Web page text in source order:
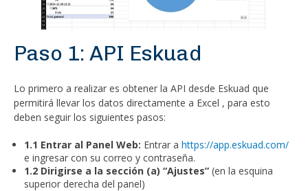
Paso 1: API Eskuad
Lo primero a realizar es obtener la API desde Eskuad que
permitirá llevar los datos directamente a Excel , para esto
deben seguir los siguientes pasos:
1.1 Entrar al Panel Web: Entrar a https://app.eskuad.com/
e ingresar con su correo y contraseña.
1.2 Dirigirse a la sección (a) “Ajustes” (en la esquina
superior derecha del panel)